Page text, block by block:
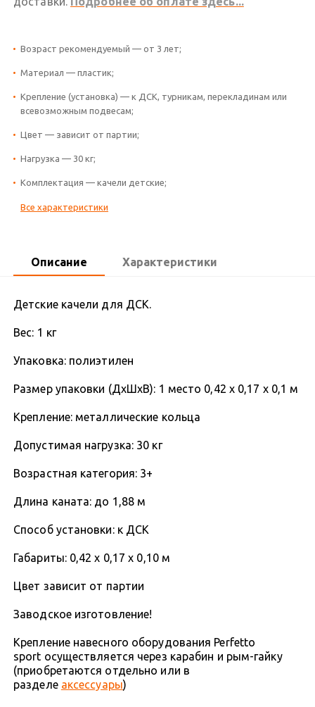
Возраст рекомендуемый — от 3 лет;
Материал — пластик;
Крепление (установка) — к ДСК, турникам, перекладинам или
всевозможным подвесам;
Цвет — зависит от партии;
Нагрузка — 30 кг;
Комплектация — качели детские;
Все характеристики
Описание Характеристики
Детские качели для ДСК.
Вес: 1 кг
Упаковка: полиэтилен
Размер упаковки (ДхШхВ): 1 место 0,42 х 0,17 х 0,1 м
Крепление: металлические кольца
Допустимая нагрузка: 30 кг
Возрастная категория: 3+
Длина каната: до 1,88 м
Способ установки: к ДСК
Габариты: 0,42 х 0,17 х 0,10 м
Цвет зависит от партии
Заводское изготовление!
Крепление навесного оборудования Perfetto
sport осуществляется через карабин и рым-гайку
(приобретаются отдельно или в
разделе аксессуары)